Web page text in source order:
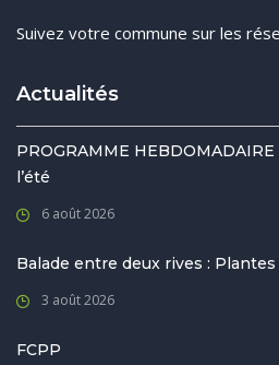
Suivez votre commune sur les
Actualités
PROGRAMME
l’été
6 août 2026
Balade entre deux rives :
3 août 2026
FCPP